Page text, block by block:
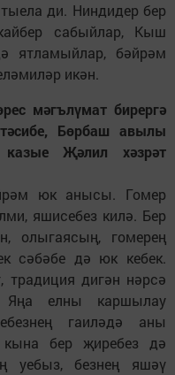
ди. Ниндидер бер
сабыйлар, Кыш
ятламыйлар, бәйрәм
икән.
мәгълүмат бирергә
Бөрбаш авылы
Җәлил хәзрәт
юк анысы. Гомер
яшисебез килә. Бер
олыгаясың, гомерең
сәбәбе дә юк кебек.
традиция дигән нәрсә
елны каршылау
гаиләдә аны
бер җиребез дә
уебыз, безнең яшәү